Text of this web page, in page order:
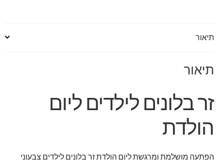
תיאור
תיאור
זר בלונים לילדים ליום
הולדת
הפתעה מושלמת ומרגשת ליום הולדת זר בלונים לילדים צבעוני